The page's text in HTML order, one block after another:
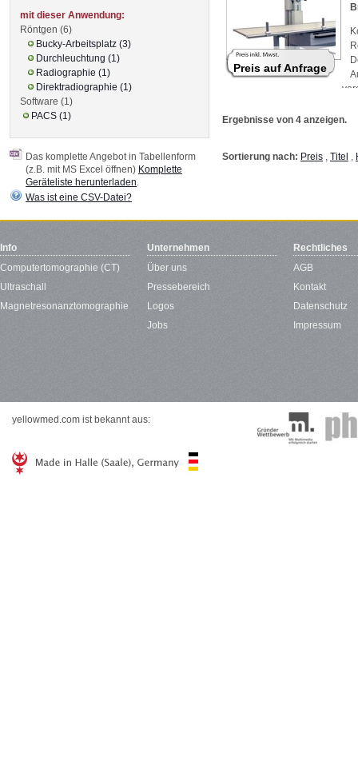
Preis auf Anfrage
Ergebnisse von 4 anzeigen.
Sortierung nach: Preis , Titel ,
mit dieser Anwendung:
Röntgen (6)
Bucky-Arbeitsplatz (3)
Durchleuchtung (1)
Radiographie (1)
Direktradiographie (1)
Software (1)
PACS (1)
Das komplette Angebot in Tabellenform
(z.B. mit MS Excel öffnen) Komplette
Geräteliste herunterladen
Was ist eine CSV-Datei?
Info
Computertomographie (CT)
Ultraschall
Magnetresonanztomographie
Unternehmen
Über uns
Pressebereich
Logos
Jobs
Rechtliches
AGB
Kontakt
Datenschutz
Impressum
yellowmed.com ist bekannt aus: